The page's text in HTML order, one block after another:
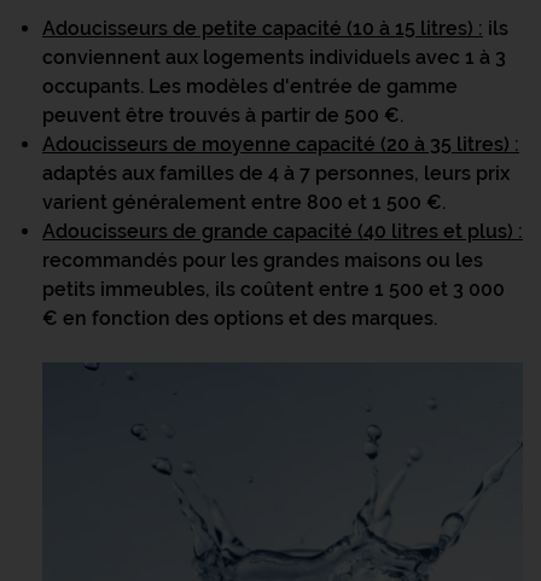
Adoucisseurs de petite capacité (10 à 15 litres) : ils
conviennent aux logements individuels avec 1 à 3
occupants. Les modèles d'entrée de gamme
peuvent être trouvés à partir de 500 €.
Adoucisseurs de moyenne capacité (20 à 35 litres) :
adaptés aux familles de 4 à 7 personnes, leurs prix
varient généralement entre 800 et 1 500 €.
Adoucisseurs de grande capacité (40 litres et plus) :
recommandés pour les grandes maisons ou les
petits immeubles, ils coûtent entre 1 500 et 3 000
€ en fonction des options et des marques.